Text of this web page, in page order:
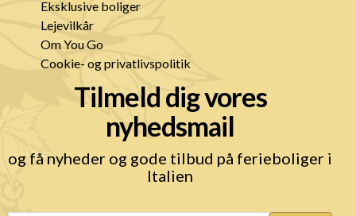
Eksklusive boliger
Lejevilkår
Om You Go
Cookie- og privatlivspolitik
Tilmeld dig vores
nyhedsmail
og få nyheder og gode tilbud på ferieboliger i
Italien